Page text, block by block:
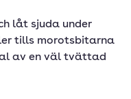
låt sjuda under
tills morotsbitarna
av en väl tvättad